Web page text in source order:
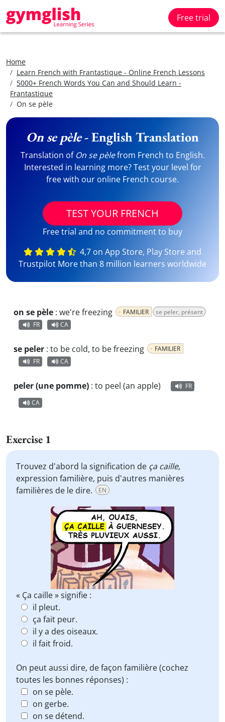
Free trial
Home
Learn French with Frantastique - Online French Lessons
5000+ French Words You Can and Should Learn -
Frantastique
On se pèle
On se pèle- English Translation
Translation of On se pèlefrom French to English.
Interested in learning more? Test your level for
free with our online French course.
TEST YOUR FRENCH
Free trial and no commitment to buy
4,7 on App Store, Play Store and
Trustpilot More than 8 million learners worldwide
on se pèle : we're freezing FAMILIER
se peler, présent
FR
CA
se peler : to be cold, to be freezing
FAMILIER
FR
CA
peler (une pomme) : to peel (an apple)
FR
CA
Exercise 1
Trouvez d'abord la signification de ça caille,
expression familière, puis d'autres manières
familières de le dire.
EN
« Ça caille » signifie :
il pleut.
ça fait peur.
il y a des oiseaux.
il fait froid.
On peut aussi dire, de façon familière (cochez
toutes les bonnes réponses) :
on se pèle.
on gerbe.
on se détend.